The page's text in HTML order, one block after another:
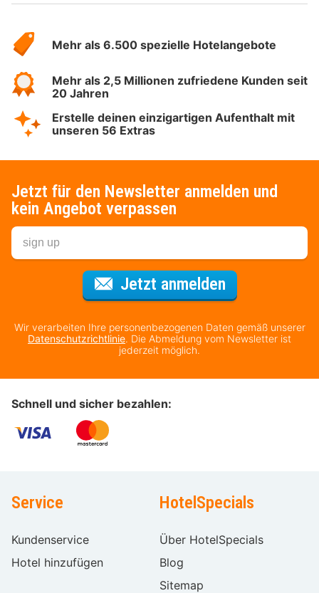
Hotelspecials
Mehr als 6.500 spezielle Hotelangebote
Mehr als 2,5 Millionen zufriedene Kunden seit
20 Jahren
Erstelle deinen einzigartigen Aufenthalt mit
unseren 56 Extras
Jetzt für den Newsletter anmelden und
kein Angebot verpassen
Jetzt anmeldenFür den
Wir verarbeiten Ihre personenbezogenen Daten gemäß unserer
Datenschutzrichtlinie. Die Abmeldung vom Newsletter ist
jederzeit möglich.
Schnell und sicher bezahlen:
Service
Kundenservice
Hotel hinzufügen
HotelSpecials
Über HotelSpecials
Blog
Sitemap